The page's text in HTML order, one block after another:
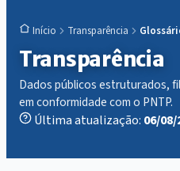
Início Transparência
Transparência
Dados públicos estruturados,
em conformidade com o PNTP.
Última atualização: 06/08/